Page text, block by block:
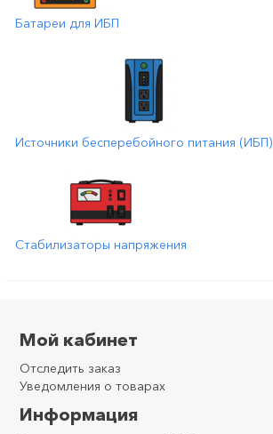
Батареи для ИБП
Источники бесперебойного питания (ИБП)
Стабилизаторы напряжения
Мой кабинет
Отследить заказ
Уведомления о товарах
Информация